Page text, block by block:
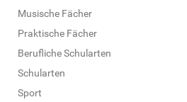
Musische Fächer
Praktische Fächer
Berufliche Schularten
Schularten
Sport